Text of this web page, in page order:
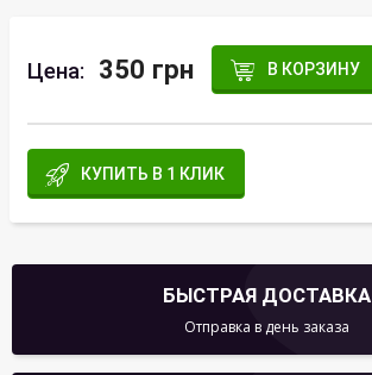
Цена: 350 грн В КОРЗИНУ
КУПИТЬ В 1 КЛИК
БЫСТРАЯ ДОСТАВКА
Отправка в день заказа